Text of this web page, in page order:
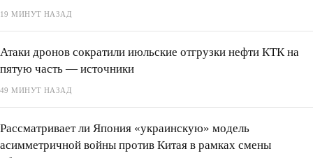
19 МИНУТ НАЗАД
Атаки дронов сократили июльские отгрузки нефти КТК на
пятую часть — источники
49 МИНУТ НАЗАД
Рассматривает ли Япония «украинскую» модель
асимметричной войны против Китая в рамках смены